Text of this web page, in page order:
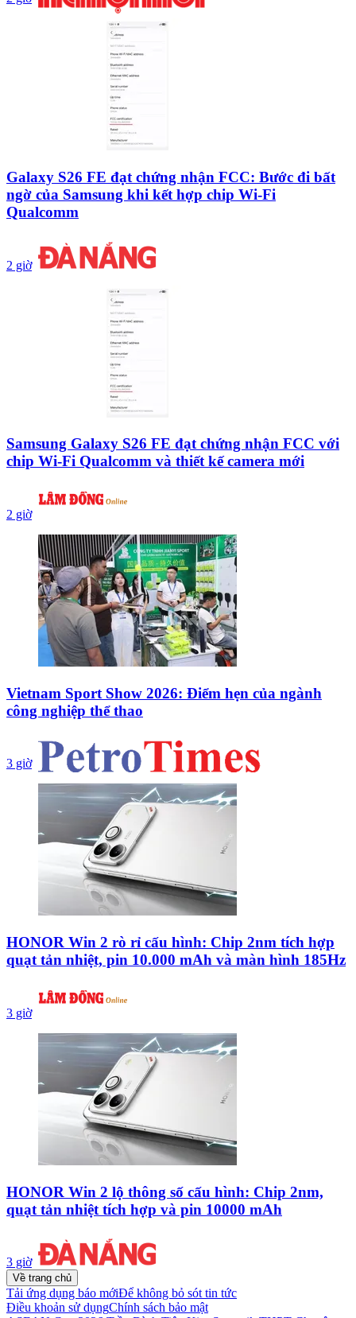
Galaxy S26 FE đạt chứng nhận FCC: Bước đi bất
ngờ của Samsung khi kết hợp chip Wi-Fi
Qualcomm
2 giờ
Samsung Galaxy S26 FE đạt chứng nhận FCC với
chip Wi-Fi Qualcomm và thiết kế camera mới
2 giờ
Vietnam Sport Show 2026: Điểm hẹn của ngành
công nghiệp thể thao
3 giờ
HONOR Win 2 rò rỉ cấu hình: Chip 2nm tích hợp
quạt tản nhiệt, pin 10.000 mAh và màn hình 185Hz
3 giờ
HONOR Win 2 lộ thông số cấu hình: Chip 2nm,
quạt tản nhiệt tích hợp và pin 10000 mAh
3 giờ
Về trang chủ
Tải ứng dụng báo mớiĐể không bỏ sót tin tức
Điều khoản sử dụngChính sách bảo mật